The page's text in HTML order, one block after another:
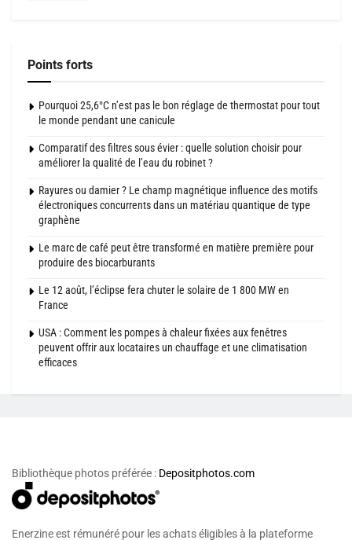
Points forts
Pourquoi 25,6°C n’est pas le bon réglage de thermostat pour tout
le monde pendant une canicule
Comparatif des filtres sous évier : quelle solution choisir pour
améliorer la qualité de l’eau du robinet ?
Rayures ou damier ? Le champ magnétique influence des motifs
électroniques concurrents dans un matériau quantique de type
graphène
Le marc de café peut être transformé en matière première pour
produire des biocarburants
Le 12 août, l’éclipse fera chuter le solaire de 1 800 MW en
France
USA : Comment les pompes à chaleur fixées aux fenêtres
peuvent offrir aux locataires un chauffage et une climatisation
efficaces
Bibliothèque photos préférée : Depositphotos.com
Enerzine est rémunéré pour les achats éligibles à la plateforme